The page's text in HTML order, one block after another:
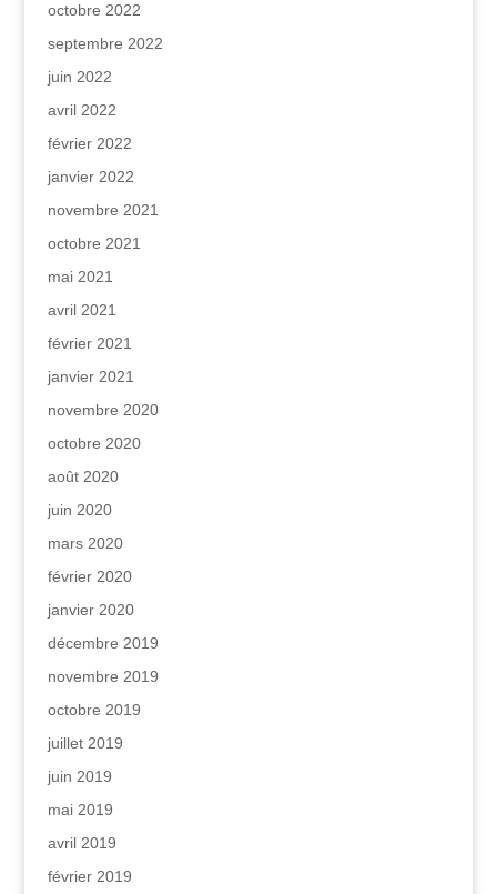
octobre 2022
septembre 2022
juin 2022
avril 2022
février 2022
janvier 2022
novembre 2021
octobre 2021
mai 2021
avril 2021
février 2021
janvier 2021
novembre 2020
octobre 2020
août 2020
juin 2020
mars 2020
février 2020
janvier 2020
décembre 2019
novembre 2019
octobre 2019
juillet 2019
juin 2019
mai 2019
avril 2019
février 2019